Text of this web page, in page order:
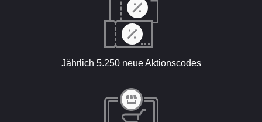
Jährlich 5.250 neue Aktionscodes